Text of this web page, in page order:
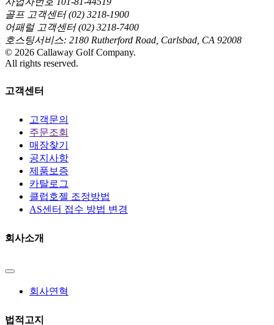
골프 고객센터 (02) 3218-1900
어패럴 고객센터 (02) 3218-7400
호스팅서비스: 2180 Rutherford Road, Carlsbad, CA 92008
© 2026 Callaway Golf Company.
All rights reserved.
고객센터
고객문의
주문조회
매장찾기
공지사항
제품보증
카탈로그
클럽호젤 조정방법
AS센터 접수 방법 변경
회사소개
회사연혁
법적고지